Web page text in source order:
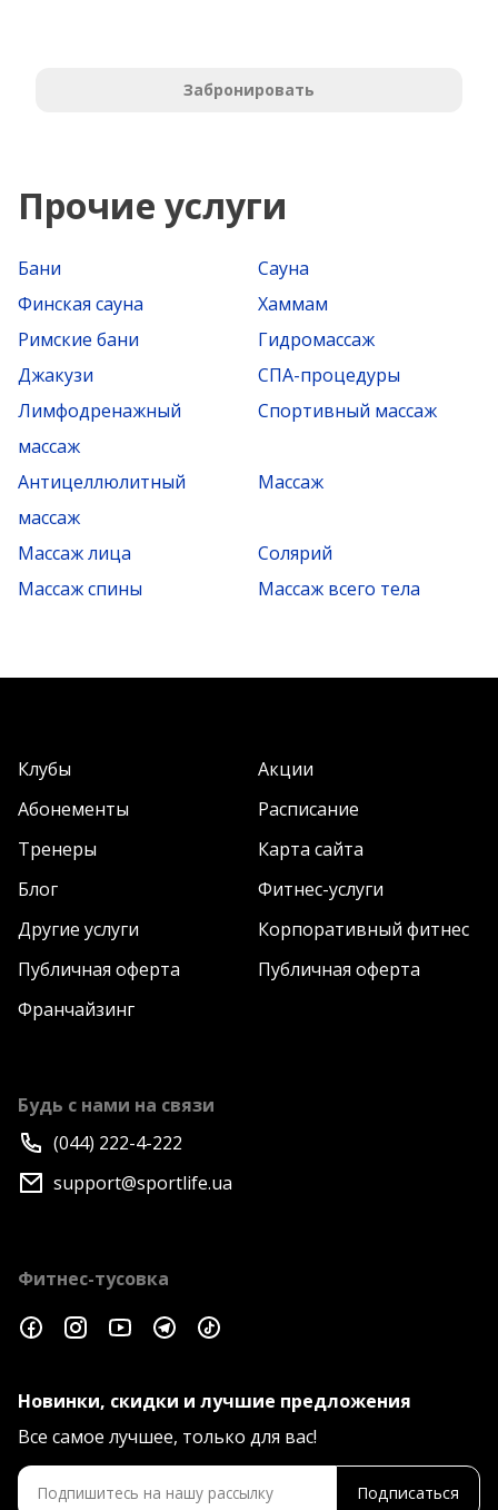
Забронировать
Прочие услуги
Бани
Сауна
Финская сауна
Хаммам
Римские бани
Гидромассаж
Джакузи
СПА-процедуры
Лимфодренажный
массаж
Спортивный массаж
Антицеллюлитный
массаж
Массаж
Массаж лица
Солярий
Массаж спины
Массаж всего тела
Клубы
Акции
Абонементы
Расписание
Тренеры
Карта сайта
Блог
Фитнес-услуги
Другие услуги
Корпоративный фитнес
Публичная оферта
Публичная оферта
Франчайзинг
Будь с нами на связи
(044) 222-4-222
support@sportlife.ua
Фитнес-тусовка
Новинки, скидки и лучшие предложения
Все самое лучшее, только для вас!
Подписаться